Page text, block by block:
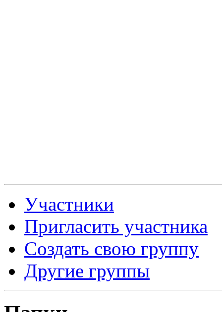
Участники
Пригласить участника
Создать свою группу
Другие группы